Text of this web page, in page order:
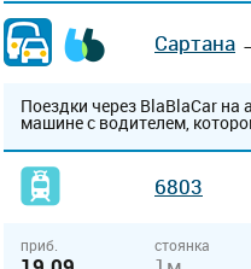
Сартана
Поездки через BlaBlaCar на
машине с водителем,
6803
приб. стоянка